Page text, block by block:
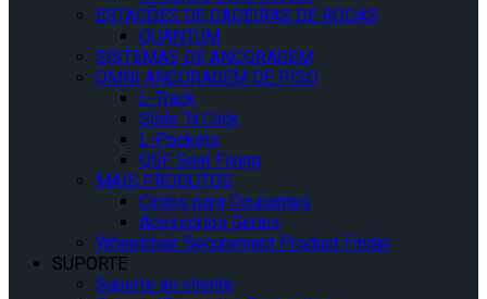
ESTAÇÕES DE CADEIRAS DE RODAS
QUANTUM
SISTEMAS DE ANCORAGEM
OMNI ANCORAGEM DE PISO
L-Track
Slide ‘N Click
L-Pockets
QSF Seat Fixing
MAIS PRODUTOS
Cintos para Ocupantes
Acessórios Gerais
Wheelchair Securement Product Finder
SUPORTE
Suporte ao cliente